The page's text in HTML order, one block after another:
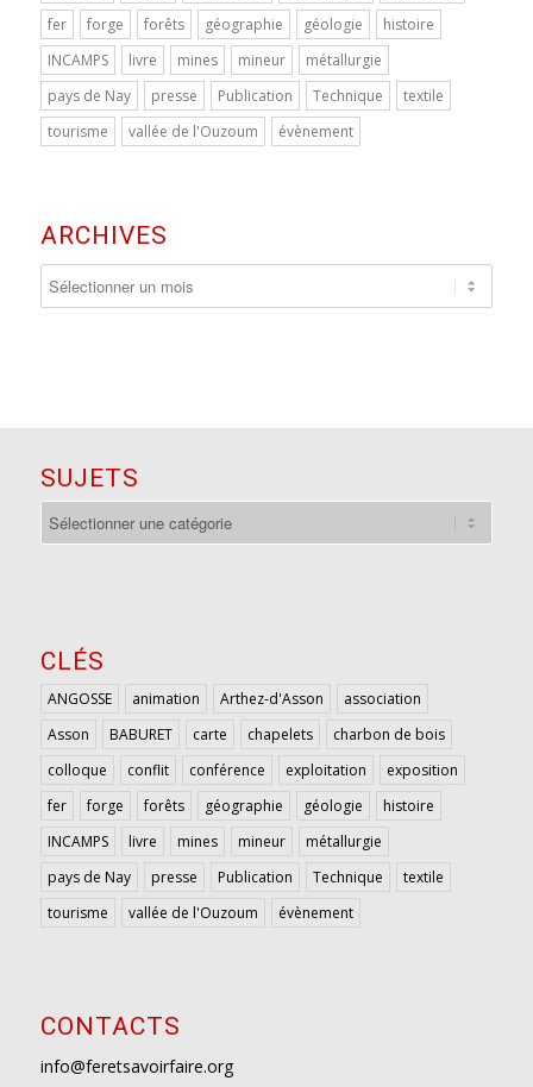
fer
forge forêts géographie géologie
histoire
INCAMPS
livre mines mineur
métallurgie
pays de Nay
presse Publication Technique
textile
tourisme
vallée de l'Ouzoum évènement
ARCHIVES
SUJETS
CLÉS
ANGOSSE animation Arthez-d'Asson
association
Asson
BABURET carte chapelets
charbon de bois
colloque
conflit conférence exploitation
exposition
fer
forge forêts géographie géologie
histoire
INCAMPS
livre mines mineur
métallurgie
pays de Nay
presse Publication Technique
textile
tourisme
vallée de l'Ouzoum évènement
CONTACTS
info@feretsavoirfaire.org